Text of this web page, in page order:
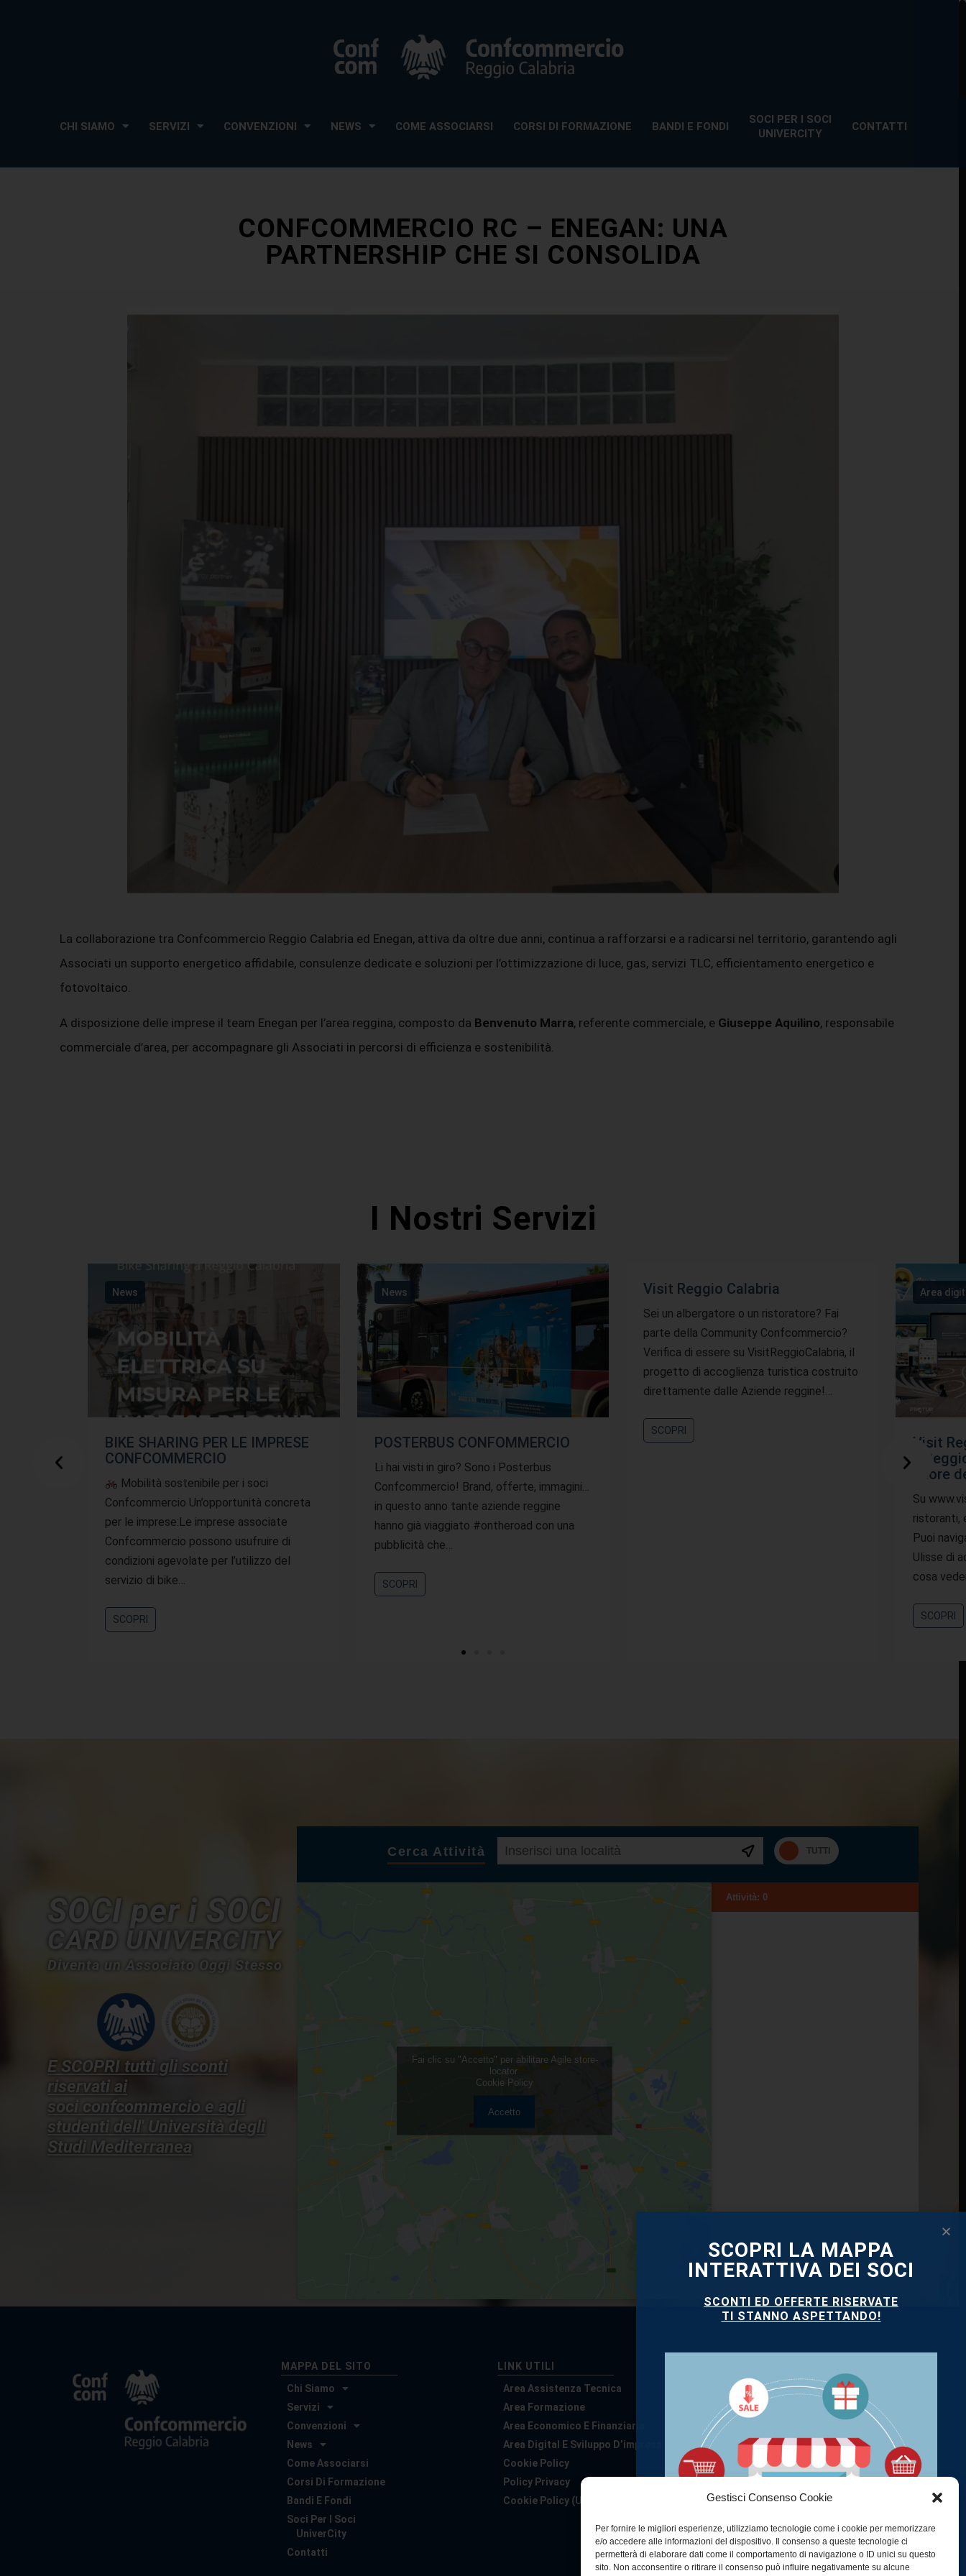
Gestisci Consenso Cookie
Per fornire le migliori esperienze, utilizziamo tecnologie come i cookie per memorizzare
e/o accedere alle informazioni del dispositivo. Il consenso a queste tecnologie ci
permetterà di elaborare dati come il comportamento di navigazione o ID unici su questo
sito. Non acconsentire o ritirare il consenso può influire negativamente su alcune
CHI SIAMO SERVIZI CONVENZIONI NEWS COME ASSOCIARSI CORSI DI FORMAZIONE BANDI E FONDI
SOCI PER I SOCI
UNIVERCITY
CONTATTI
CONFCOMMERCIO RC – ENEGAN: UNA
PARTNERSHIP CHE SI CONSOLIDA
La collaborazione tra Confcommercio Reggio Calabria ed Enegan, attiva da oltre due anni, continua a rafforzarsi e a radicarsi nel territorio, garantendo agli
Associati un supporto energetico affidabile, consulenze dedicate e soluzioni per l’ottimizzazione di luce, gas, servizi TLC, efficientamento energetico e
fotovoltaico.
A disposizione delle imprese il team Enegan per l’area reggina, composto da Benvenuto Marra, referente commerciale, e Giuseppe Aquilino, responsabile
commerciale d’area, per accompagnare gli Associati in percorsi di efficienza e sostenibilità.
I Nostri Servizi
News
BIKE SHARING PER LE IMPRESE
CONFCOMMERCIO
Mobilità sostenibile per i soci
Confcommercio Un’opportunità concreta
per le imprese:Le imprese associate
Confcommercio possono usufruire di
condizioni agevolate per l’utilizzo del
servizio di bike…
SCOPRI
News
POSTERBUS CONFOMMERCIO
Li hai visti in giro? Sono i Posterbus
Confcommercio! Brand, offerte, immagini…
in questo anno tante aziende reggine
hanno già viaggiato #ontheroad con una
pubblicità che…
SCOPRI
Visit Reggio Calabria
Sei un albergatore o un ristoratore? Fai
parte della Community Confcommercio?
Verifica di essere su VisitReggioCalabria, il
progetto di accoglienza turistica costruito
direttamente dalle Aziende reggine!…
SCOPRI
Area
Visit
a
cuore
Su
ristoranti,
Puoi
Ulisse di
cosa
SCOPRI
SOCI per i SOCI
CARD UNIVERCITY
Diventa un Associato Oggi Stesso
E SCOPRI tutti gli sconti
riservati ai
soci confcommercio e agli
studenti dell' Università degli
Studi Mediterranea
Cerca Attività
Attività: 0
Fai clic su "Accetto" per abilitare Agile store-
locator
Cookie Policy
Accetto
MAPPA DEL SITO
Chi Siamo
Servizi
Convenzioni
News
Come Associarsi
Corsi Di Formazione
Bandi E Fondi
Soci Per I Soci
UniverCity
Contatti
LINK UTILI
Area Assistenza Tecnica
Area Formazione
Area Economico E Finanziaria
Area Digital E Sviluppo D’impresa
Cookie Policy
Policy Privacy
Cookie Policy (UE)
SCOPRI LA MAPPA
INTERATTIVA DEI SOCI
SCONTI ED OFFERTE RISERVATE
TI STANNO ASPETTANDO!